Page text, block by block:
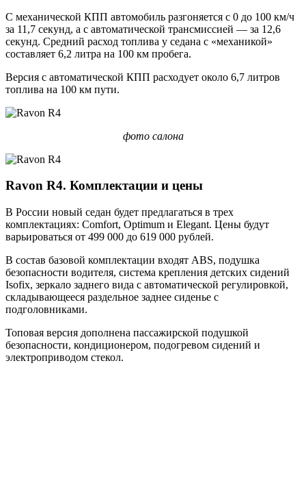
С механической КПП автомобиль разгоняется с 0 до 100 км/ч
за 11,7 секунд, а с автоматической трансмиссией — за 12,6
секунд. Средний расход топлива у седана с «механикой»
составляет 6,2 литра на 100 км пробега.
Версия с автоматической КПП расходует около 6,7 литров
топлива на 100 км пути.
фото салона
Ravon R4. Комплектации и цены
В России новый седан будет предлагаться в трех
комплектациях: Comfort, Optimum и Elegant. Цены будут
варьироваться от 499 000 до 619 000 рублей.
В состав базовой комплектации входят ABS, подушка
безопасности водителя, система крепления детских сидений
Isofix, зеркало заднего вида с автоматической регулировкой,
складывающееся раздельное заднее сиденье с
подголовниками.
Топовая версия дополнена пассажирской подушкой
безопасности, кондиционером, подогревом сидений и
электроприводом стекол.